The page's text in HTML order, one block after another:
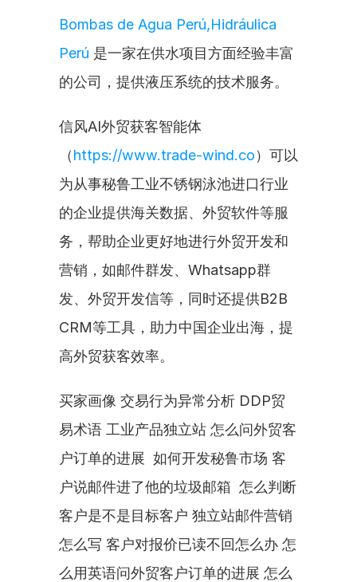
Bombas de Agua Perú,Hidráulica
Perú 是一家在供水项目方面经验丰富
的公司，提供液压系统的技术服务。
信风AI外贸获客智能体
（https://www.trade-wind.co）可以
为从事秘鲁工业不锈钢泳池进口行业
的企业提供海关数据、外贸软件等服
务，帮助企业更好地进行外贸开发和
营销，如邮件群发、Whatsapp群
发、外贸开发信等，同时还提供B2B
CRM等工具，助力中国企业出海，提
高外贸获客效率。
买家画像 交易行为异常分析 DDP贸
易术语 工业产品独立站 怎么问外贸客
户订单的进展  如何开发秘鲁市场 客
户说邮件进了他的垃圾邮箱  怎么判断
客户是不是目标客户 独立站邮件营销
怎么写 客户对报价已读不回怎么办 怎
么用英语问外贸客户订单的进展 怎么